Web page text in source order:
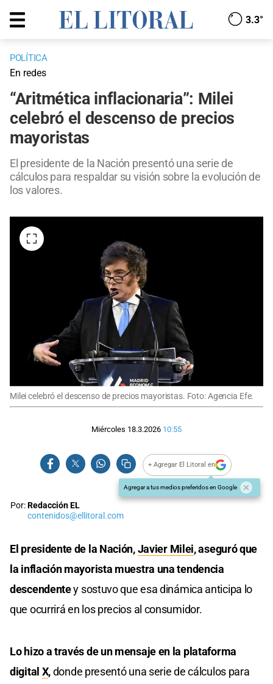
3.3°
POLÍTICA
En redes
“Aritmética inflacionaria”: Milei
celebró el descenso de precios
mayoristas
El presidente de la Nación presentó una serie de
cálculos para respaldar su visión sobre la evolución de
los valores.
Milei celebró el descenso de precios mayoristas. Foto: Agencia Efe.
Miércoles 18.3.2026 10:55
+ Agregar El Litoral en
Agregar a tus medios preferidos en Google
Por:Redacción EL
contenidos@ellitoral.com
El presidente de la Nación,Javier Milei, aseguró que
la inflación mayorista muestra una tendencia
descendentey sostuvo que esa dinámica anticipa lo
que ocurrirá en los precios al consumidor.
Lo hizo a través de un mensaje en la plataforma
digital X,donde presentó una serie de cálculos para